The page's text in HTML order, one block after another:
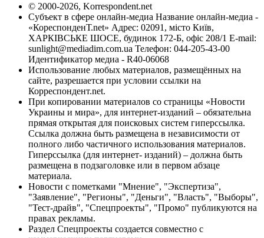
© 2000-2026, Korrespondent.net
Субъект в сфере онлайн-медиа Название онлайн-медиа -
«КореспонденТ.net» Адрес: 02091, місто Київ,
ХАРКІВСЬКЕ ШОСЕ, будинок 172-Б, офіс 208/1 E-mail:
sunlight@mediadim.com.ua Телефон: 044-205-43-00
Идентификатор медиа - R40-06068
Использование любых материалов, размещённых на
сайте, разрешается при условии ссылки на
Корреспондент.net.
При копировании материалов со страницы «Новости
Украины и мира», для интернет-изданий – обязательна
прямая открытая для поисковых систем гиперссылка.
Ссылка должна быть размещена в независимости от
полного либо частичного использования материалов.
Гиперссылка (для интернет- изданий) – должна быть
размещена в подзаголовке или в первом абзаце
материала.
Новости с пометками "Мнение", "Экспертиза",
"Заявление", "Регионы", "Деньги", "Власть", "Выборы",
"Тест-драйв", "Спецпроекты", "Промо" публикуются на
правах рекламы.
Раздел Спецпроекты создается совместно с